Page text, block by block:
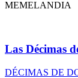
MEMELANDIA
Las Décimas
DÉCIMAS DE